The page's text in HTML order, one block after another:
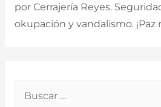
por Cerrajería Reyes.
okupación y vandalismo.